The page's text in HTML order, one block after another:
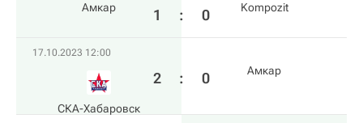
Амкар 1 : 0 Kompozit
17.10.2023 12:00
СКА-Хабаровск
2 : 0 Амкар